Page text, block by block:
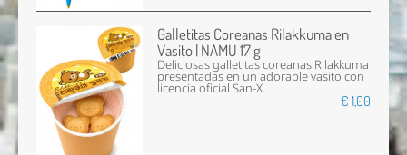
Galletitas Coreanas Rilakkuma en
Vasito | NAMU 17 g
Deliciosas galletitas coreanas Rilakkuma
presentadas en un adorable vasito con
licencia oficial San-X.
€ 1,00